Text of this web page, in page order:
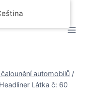
automobilů /
Látka č: 60